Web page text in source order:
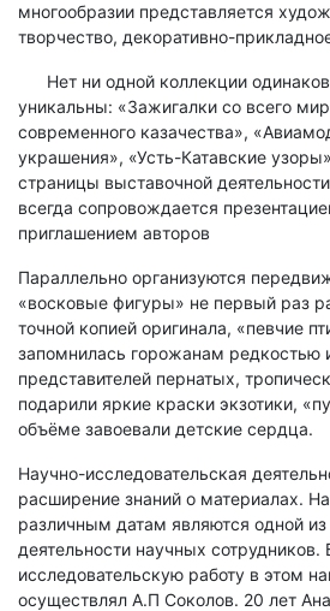
многообразии представляется
творчество, декоративно-
Нет ни одной коллекции
уникальны: «Зажигалки со всего
современного казачества»,
украшения», «Усть-Катавские
страницы выставочной
всегда сопровождается
приглашением авторов
Параллельно организуются
«восковые фигуры» не первый раз
точной копией оригинала, «певчие
запомнилась горожанам редкостью
представителей пернатых,
подарили яркие краски экзотики,
объёме завоевали детские сердца.
Научно-исследовательская
расширение знаний о материалах.
различным датам являются одной
деятельности научных
исследовательскую работу в этом
осуществлял А.П Соколов. 20 лет